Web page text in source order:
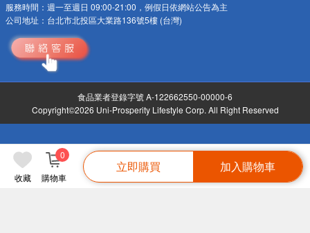
收藏 購物車
0
立即購買 加入購物車
服務時間： 週一至週日 09:00-21:00，例假日依網站公告為主
公司地址： 台北市北投區大業路136號5樓 (台灣)
食品業者登錄字號 A-122662550-00000-6
Copyright©2026 Uni-Prosperity Lifestyle Corp. All Right Reserved